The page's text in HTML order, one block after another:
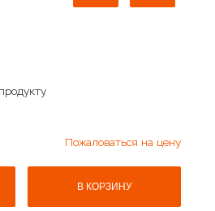
Пожаловаться на цену
В КОРЗИНУ